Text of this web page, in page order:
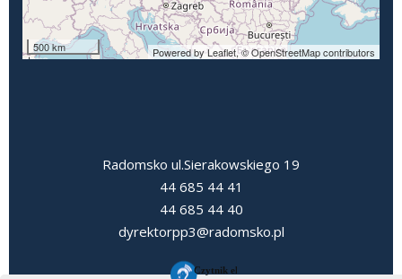
500 km Powered by Leaflet,© OpenStreetMap contributors
Radomsko ul.Sierakowskiego 19
44 685 44 41
44 685 44 40
dyrektorpp3@radomsko.pl